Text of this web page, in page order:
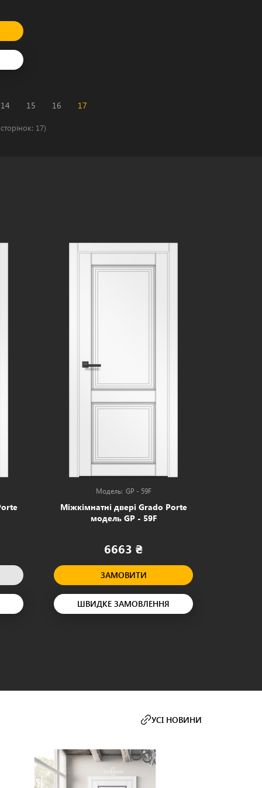
14 15 16 17
17)
GP - 59F
Міжкімнатні двері Grado Porte
модель GP - 59F
6663 ₴
ЗАМОВИТИ
ШВИДКЕ ЗАМОВЛЕННЯ
УСІ НОВИНИ